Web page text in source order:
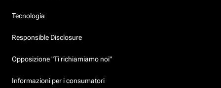
Tecnologia
Responsible Disclosure
Opposizione "Ti richiamiamo noi"
Informazioni per i consumatori